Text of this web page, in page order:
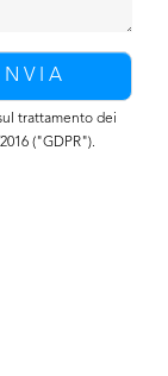
trattamento dei
("GDPR").